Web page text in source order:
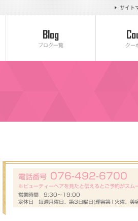
サイト
クー
ブログ一覧
電話番号 076-492-6700
※ビューティーヘアを見たと伝えるとご予約がスム
営業時間 9:30～19:00
定休日 毎週月曜日、第3日曜日(理容第1火曜、美